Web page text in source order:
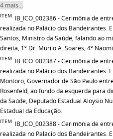
4 mais...
ITEM IB_ICO_002386 - Cerimônia de
realizada no Palácio dos Bandeirantes.
Santos, Ministro da Saúde, falando ao
direita, 1º Dr. Murilo A. Soares, 4º
ITEM IB_ICO_002387 - Cerimônia de
realizada no Palácio dos Bandeirantes.
Montoro, Governador de São Paulo
Rosenfeld, ao fundo da esquerda para
da Saúde, Deputado Estadual Aloysio
Estadual da Educação.
ITEM IB_ICO_002388 - Cerimônia de
realizada no Palácio dos Bandeirantes.